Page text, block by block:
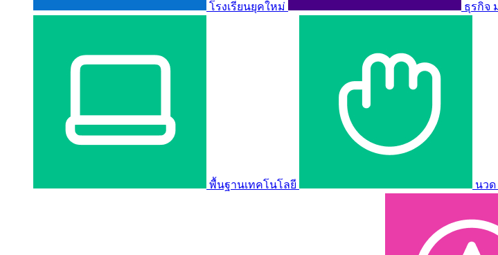
โรงเรียนยุคใหม่ ธุรกิจ
พื้นฐานเทคโนโลยี นวด